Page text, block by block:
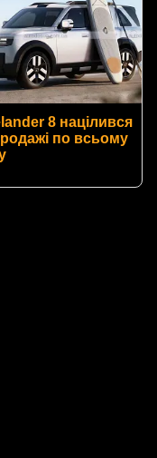
8 націлився
по всьому